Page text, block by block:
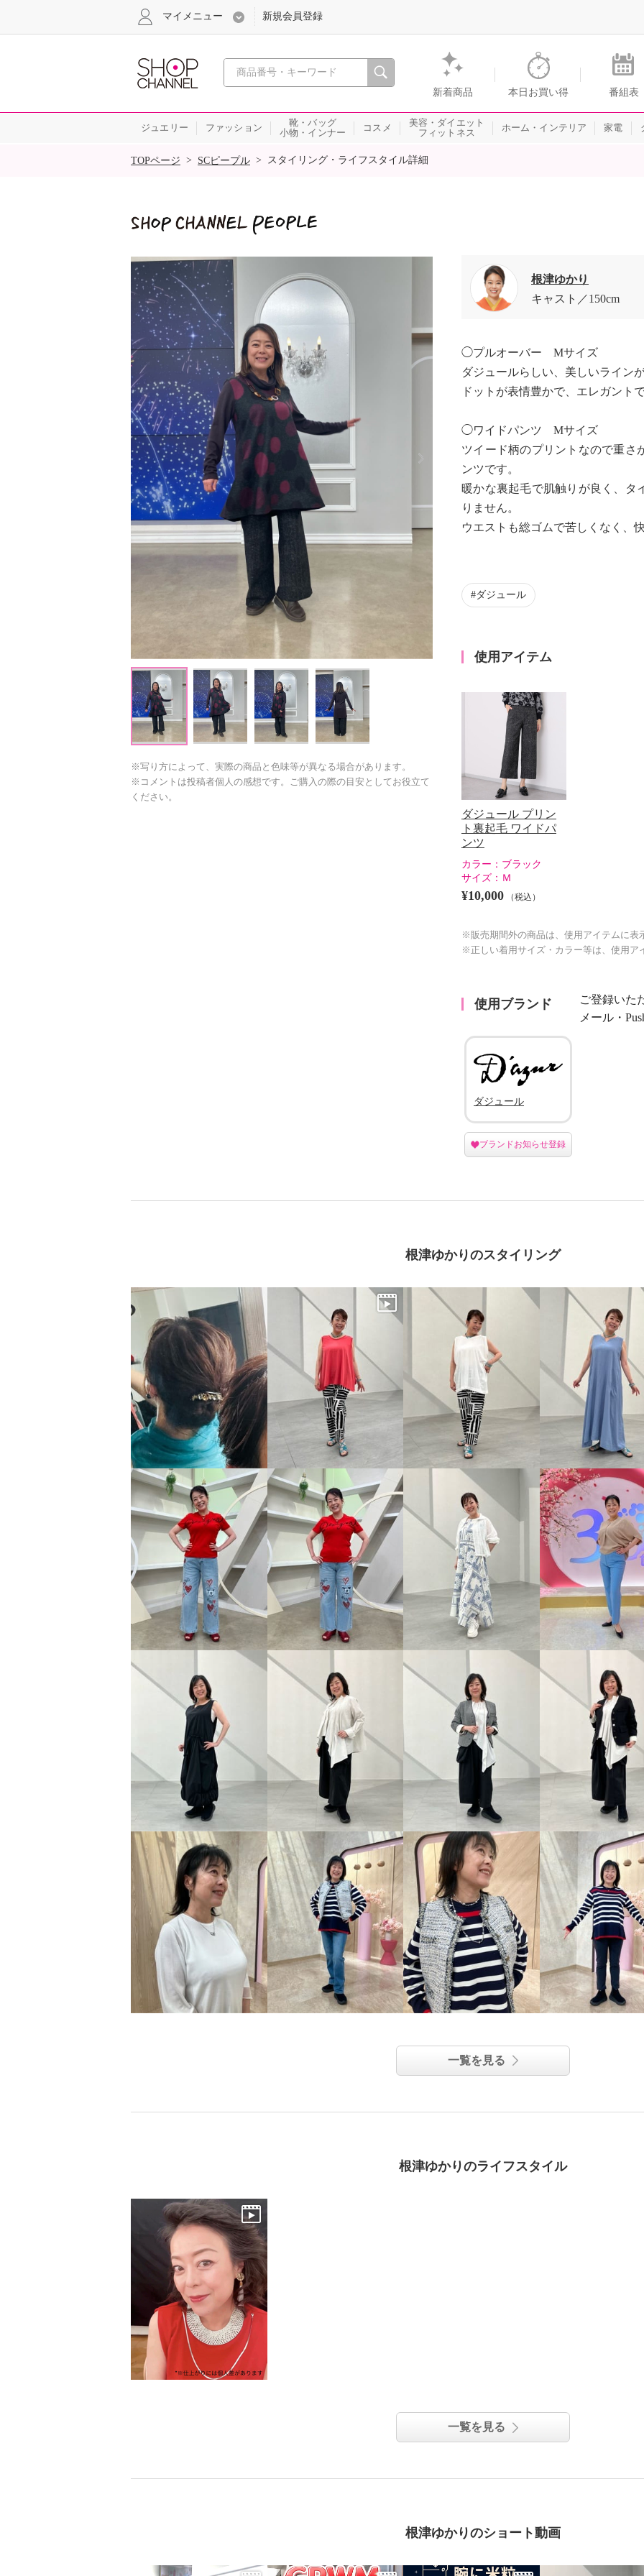
心おどる、瞬間を。通販・テレビショッピングのショップチャンネル
新着商品 本日お買い得 番組表
マイメニュー 新規会員登録
ジュエリー ファッション
靴・バッグ
小物・インナー
コスメ
美容・ダイエット
フィットネス
ホーム・インテリア 家電
SALE
TOPページ > SCピープル > スタイリング・ライフスタイル詳細
※写り方によって、実際の商品と色味等が異なる場合があります。
※コメントは投稿者個人の感想です。ご購入の際の目安としてお役立て
ください。
根津ゆかり
キャスト
150cm
◯プルオーバー Mサイズ
ダジュールらしい、美しいライン
ドットが表情豊かで、エレガント
◯ワイドパンツ Mサイズ
ツイード柄のプリントなので重さ
ンツです。
暖かな裏起毛で肌触りが良く、タ
りません。
ウエストも総ゴムで苦しくなく、
ダジュール
使用アイテム
ダジュール プリン
ト裏起毛 ワイドパ
ンツ
カラー： ブラック
サイズ： Ｍ
¥10,000 （税込）
※販売期間外の商品は、使用アイテムに表
※正しい着用サイズ・カラー等は、使用ア
使用ブランド
ご登録いた
メール・
ダジュール
ブランドお知らせ登録
根津ゆかりのスタイリング
一覧を見る
根津ゆかりのライフスタイル
一覧を見る
根津ゆかりのショート動画